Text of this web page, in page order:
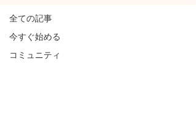
全ての記事
今すぐ始める
コミュニティ